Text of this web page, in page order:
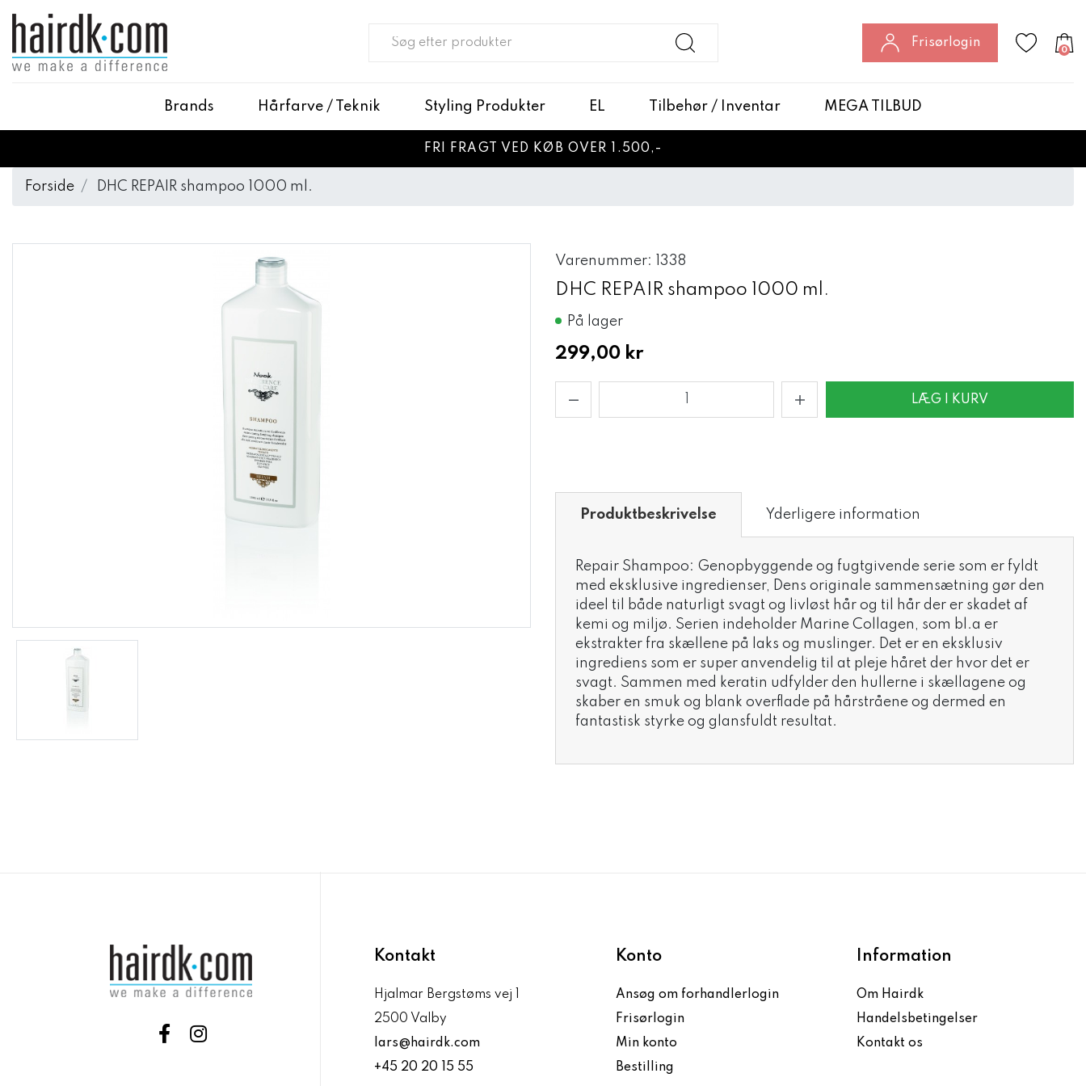
Frisørlogin
0
Brands Hårfarve / Teknik Styling Produkter EL Tilbehør / Inventar MEGA TILBUD
FRI FRAGT VED KØB OVER 1.500,-
Forside DHC REPAIR shampoo 1000 ml.
Varenummer: 1338
DHC REPAIR shampoo 1000 ml.
På lager
299,00 kr
LÆG I KURV
Produktbeskrivelse Yderligere information
Repair Shampoo: Genopbyggende og fugtgivende serie som er fyldt
med eksklusive ingredienser, Dens originale sammensætning gør den
ideel til både naturligt svagt og livløst hår og til hår der er skadet af
kemi og miljø. Serien indeholder Marine Collagen, som bl.a er
ekstrakter fra skællene på laks og muslinger. Det er en eksklusiv
ingrediens som er super anvendelig til at pleje håret der hvor det er
svagt. Sammen med keratin udfylder den hullerne i skællagene og
skaber en smuk og blank overflade på hårstråene og dermed en
fantastisk styrke og glansfuldt resultat.
Kontakt
Hjalmar Bergstøms vej 1
2500 Valby
lars@hairdk.com
+45 20 20 15 55
Konto
Ansøg om forhandlerlogin
Frisørlogin
Min konto
Bestilling
Information
Om Hairdk
Handelsbetingelser
Kontakt os